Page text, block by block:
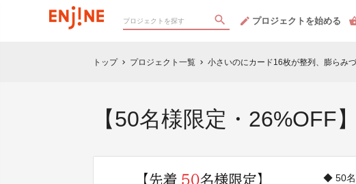
プロジェクトを始める
トップ chevron_right プロジェクト一覧 chevron_right 小さいのにカード16枚が整列、膨らみ
【50名様限定・26%OFF
◆ 50名